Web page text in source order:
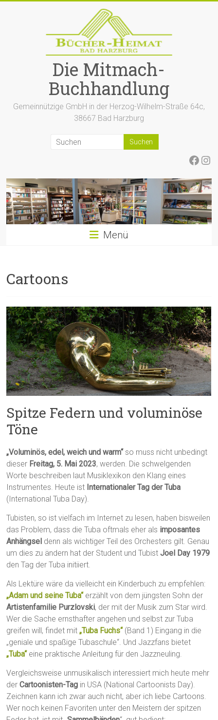
Die Mitmach-
Buchhandlung
Gemeinnützige GmbH in der Herzog-Wilhelm-Straße 64c,
38667 Bad Harzburg
Menü
Cartoons
Spitze Federn und voluminöse
Töne
„Voluminös, edel, weich und warm“so muss nicht unbedingt
dieser Freitag, 5. Mai 2023, werden. Die schwelgenden
Worte beschreiben laut Musiklexikon den Klang eines
Instrumentes. Heute ist Internationaler Tag der Tuba
(International Tuba Day).
Tubisten, so ist vielfach im Internet zu lesen, haben bisweilen
das Problem, dass die Tuba oftmals eher als imposantes
Anhängsel denn als wichtiger Teil des Orchesters gilt. Genau
um dies zu ändern hat der Student und TubistJoel Day 1979
den Tag der Tuba initiiert.
Als Lektüre wäre da vielleicht ein Kinderbuch zu empfehlen:
„Adam und seine Tuba“erzählt von dem jüngsten Sohn der
Artistenfamilie Purzlovski, der mit der Musik zum Star wird.
Wer die Sache ernsthafter angehen und selbst zur Tuba
greifen will, findet mit„Tuba Fuchs“(Band 1) Eingang in die
„geniale und spaßige Tubaschule“. Und Jazzfans bietet
„Tuba“eine praktische Anleitung für den Jazzneuling.
Vergleichsweise unmusikalisch interessiert mich heute mehr
derCartoonisten-Tag in USA (National Cartoonists Day).
Zeichnen kann ich zwar auch nicht, aber ich liebe Cartoons.
Wer noch keinen Favoriten unter den Meistern der spitzen